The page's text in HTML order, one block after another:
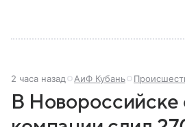
2 часа назад АиФ Кубань
В Новороссийске